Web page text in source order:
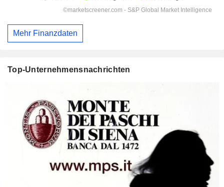
Mehr Finanzdaten
Top-Unternehmensnachrichten